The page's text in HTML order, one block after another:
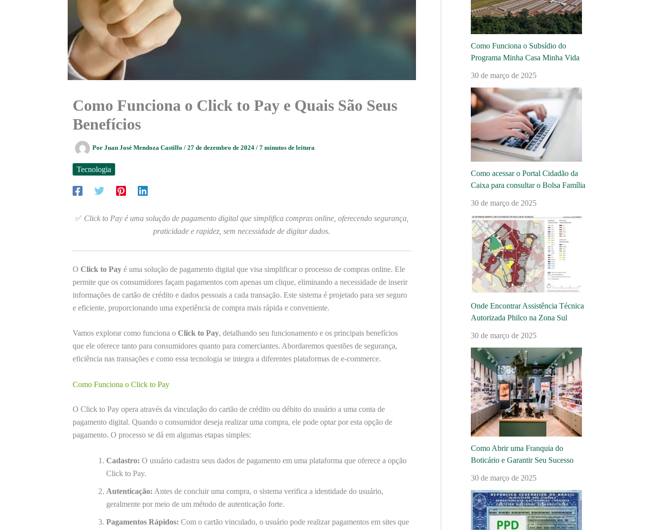
Como Funciona o Click to Pay e Quais São Seus
Benefícios
Por Juan José Mendoza Castillo / 27 de dezembro de 2024 / 7 minutos de leitura
Tecnologia
✅ Click to Pay é uma solução de pagamento digital que simplifica compras online, oferecendo segurança,
praticidade e rapidez, sem necessidade de digitar dados.
O Click to Pay é uma solução de pagamento digital que visa simplificar o processo de compras online. Ele
permite que os consumidores façam pagamentos com apenas um clique, eliminando a necessidade de inserir
informações de cartão de crédito e dados pessoais a cada transação. Este sistema é projetado para ser seguro
e eficiente, proporcionando uma experiência de compra mais rápida e conveniente.
Vamos explorar como funciona o Click to Pay, detalhando seu funcionamento e os principais benefícios
que ele oferece tanto para consumidores quanto para comerciantes. Abordaremos questões de segurança,
eficiência nas transações e como essa tecnologia se integra a diferentes plataformas de e-commerce.
Como Funciona o Click to Pay
O Click to Pay opera através da vinculação do cartão de crédito ou débito do usuário a uma conta de
pagamento digital. Quando o consumidor deseja realizar uma compra, ele pode optar por esta opção de
pagamento. O processo se dá em algumas etapas simples:
Cadastro: O usuário cadastra seus dados de pagamento em uma plataforma que oferece a opção
Click to Pay.
Autenticação: Antes de concluir uma compra, o sistema verifica a identidade do usuário,
geralmente por meio de um método de autenticação forte.
Pagamentos Rápidos: Com o cartão vinculado, o usuário pode realizar pagamentos em sites que
Como Funciona o Subsídio do
Programa Minha Casa Minha Vida
30 de março de 2025
Como acessar o Portal Cidadão da
Caixa para consultar o Bolsa Família
30 de março de 2025
Onde Encontrar Assistência Técnica
Autorizada Philco na Zona Sul
30 de março de 2025
Como Abrir uma Franquia do
Boticário e Garantir Seu Sucesso
30 de março de 2025